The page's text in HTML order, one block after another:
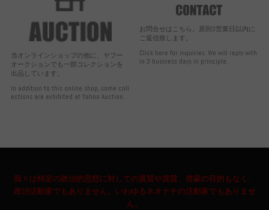
当オンラインショップの他に、ヤフー
オークションでも一部コレクションを
出品しています。
In addition to this online shop, some coll
ections are exhibited at Yahoo Auction.
お問合せはこちら。原則3営業日以内に
ご返信致します。
Click here for inquiries. We will reply with
in 3 business days in principle.
我々は特定の政治的思想に対しての翼賛や賞賛、啓蒙の目的もなく、
政治活動家でもありません。いわゆるネオナチの活動家でもありませ
ん。